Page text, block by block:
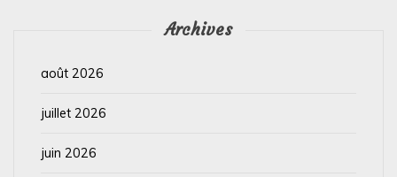
Archives
août 2026
juillet 2026
juin 2026